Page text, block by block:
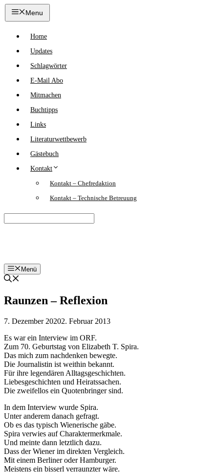
Zum
Inhalt
Menu
Home
Updates
Schlagwörter
E-Mail Abo
Mitmachen
Buchtipps
Links
Literaturwettbewerb
Gästebuch
Kontakt
Kontakt – Chefredaktion
Kontakt – Technische Betreuung
Menü
Raunzen – Reflexion
7. Dezember 20202. Februar 2013
Es war ein Interview im ORF.
Zum 70. Geburtstag von Elizabeth T. Spira.
Das mich zum nachdenken bewegte.
Die Journalistin ist weithin bekannt.
Für ihre legendären Alltagsgeschichten.
Liebesgeschichten und Heiratssachen.
Die zweifellos ein Quotenbringer sind.
In dem Interview wurde Spira.
Unter anderem danach gefragt.
Ob es das typisch Wienerische gäbe.
Spira verwies auf Charaktermerkmale.
Und meinte dann letztlich dazu.
Dass der Wiener im direkten Vergleich.
Mit einem Berliner oder Hamburger.
Meistens ein bisserl verraunzter wäre.